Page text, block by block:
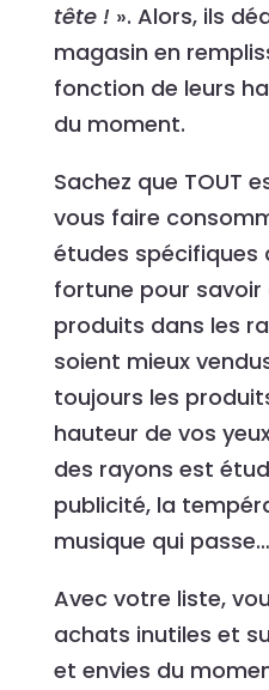
tête ! ». Alors, ils
magasin en
fonction de leurs
du moment.
Sachez que TOUT
vous faire
études spécifiques
fortune pour savoir
produits dans les
soient mieux
toujours les
hauteur de vos
des rayons est
publicité, la
musique qui passe…
Avec votre liste,
achats inutiles et
et envies du